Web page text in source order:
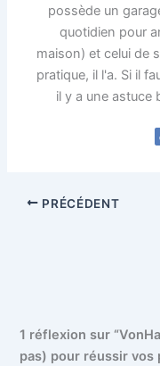
possède un
quotidien pour
maison) et celui de
pratique, il l'a. Si il
il y a une astuce
PRÉCÉDENT
1 réflexion sur
pas) pour réussir vos